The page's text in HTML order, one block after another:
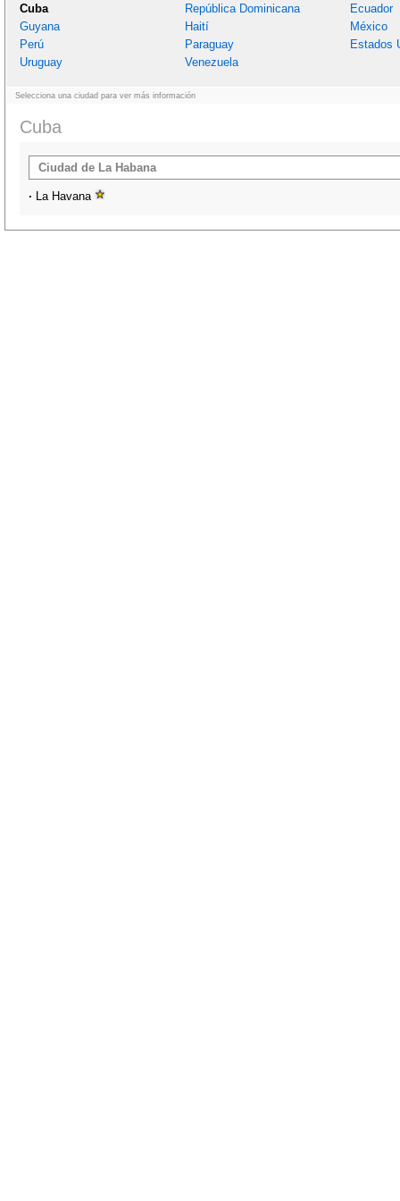
Cuba
República Dominicana
Ecuador
Guyana
Haití
México
Perú
Paraguay
Estados
Uruguay
Venezuela
Selecciona una ciudad para ver más información
Cuba
Ciudad de La Habana
· La Havana